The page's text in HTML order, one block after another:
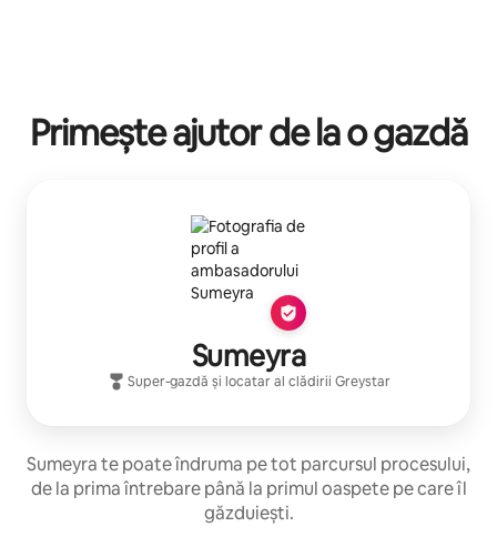
Primește ajutor de la o gazdă
Sumeyra
Super-gazdă și locatar al clădirii Greystar
Sumeyra te poate îndruma pe tot parcursul procesului,
de la prima întrebare până la primul oaspete pe care îl
găzduiești.